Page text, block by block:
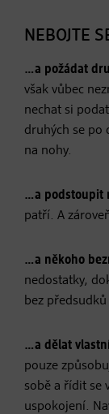
NEBOJTE
…a požádat
však vůbec
nechat si
druhých se po
na nohy.
…a podstoupit
patří. A
…a někoho
nedostatky,
bez
…a dělat
pouze
sobě a řídit se
uspokojení.